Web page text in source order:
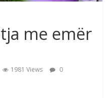
me emër
1981 Views
0